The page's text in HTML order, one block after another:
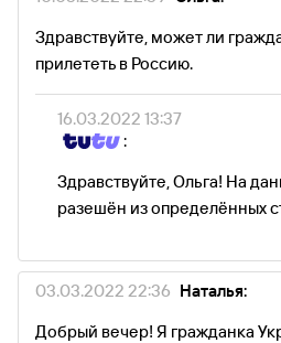
Здравствуйте, может ли
прилететь в Россию.
16.03.2022 13:37
:
Здравствуйте, Ольга! На
разешён из определённых
03.03.2022 22:36 Наталья:
Добрый вечер! Я гражданка